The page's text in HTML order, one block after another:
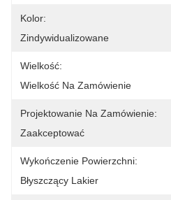
Kolor:
Zindywidualizowane
Wielkość:
Wielkość Na Zamówienie
Projektowanie Na Zamówienie:
Zaakceptować
Wykończenie Powierzchni:
Błyszczący Lakier